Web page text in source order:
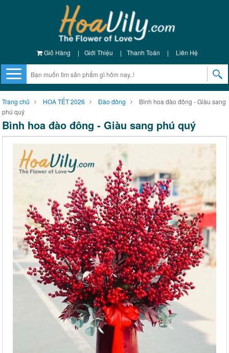
Giỏ Hàng | Giới Thiệu | Thanh Toán | Liên Hệ
Trang chủ HOA TẾT 2026 Đào đông
Bình hoa đào đông - Giàu sang
phú quý
Bình hoa đào đông - Giàu sang phú quý